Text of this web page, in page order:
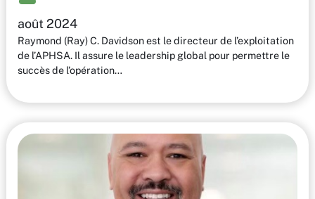
août 2024
Raymond (Ray) C. Davidson est le directeur de l’exploitation
de l’APHSA. Il assure le leadership global pour permettre le
succès de l’opération…